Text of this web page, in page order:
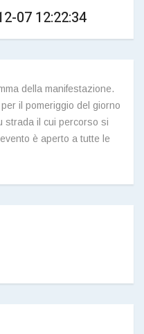
07 12:22:34
della manifestazione.
il pomeriggio del giorno
strada il cui percorso si
è aperto a tutte le